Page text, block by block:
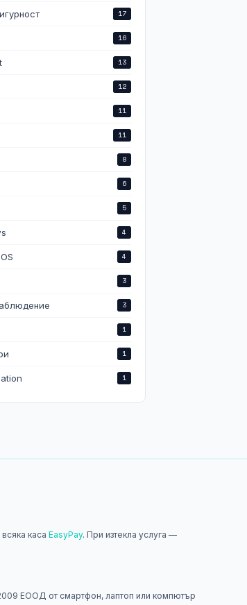
17
16
13
12
11
11
8
6
5
4
4
3
3
1
1
1
касаEasyPay. При изтекла услуга —
ЕООД от смартфон, лаптоп или компютър